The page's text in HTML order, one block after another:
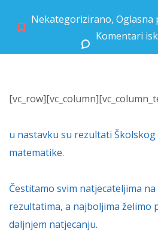
Nekategorizirano, Oglasna
Komentari
u nastavku su rezultati Školskog
matematike.
Čestitamo svim natjecateljima
rezultatima, a najboljima želimo
daljnjem natjecanju.